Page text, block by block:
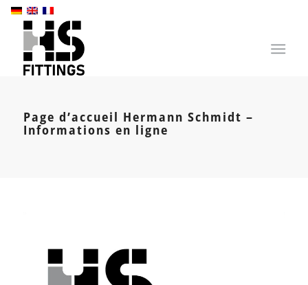
Page d’accueil Hermann Schmidt –
Informations en ligne